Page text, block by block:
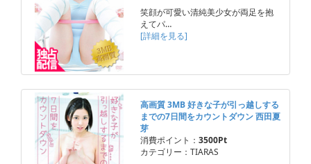
笑顔が可愛い清純美少女が両足を抱
えてパ…
[詳細を見る]
高画質 3MB 好きな子が引っ越しする
までの7日間をカウントダウン 西田夏
芽
消費ポイント： 3500Pt
カテゴリー：TIARAS